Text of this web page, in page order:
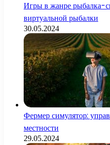
Игры в жанре рыбалка-
виртуальной рыбалки
30.05.2024
Фермер симулятор:
местности
29.05.2024